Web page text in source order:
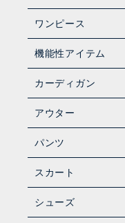
ワンピース
機能性アイテム
カーディガン
アウター
パンツ
スカート
シューズ